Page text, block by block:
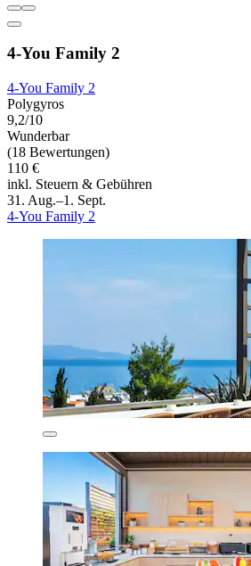
4-You Family 2
4-You Family 2
Polygyros
9,2/10
Wunderbar
(18 Bewertungen)
110 €
inkl. Steuern & Gebühren
31. Aug.–1. Sept.
4-You Family 2